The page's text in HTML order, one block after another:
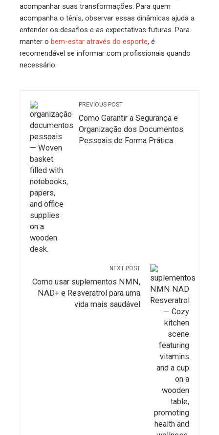
acompanhar suas transformações. Para quem
acompanha o tênis, observar essas dinâmicas ajuda a
entender os desafios e as expectativas futuras. Para
manter o bem-estar através do esporte, é
recomendável se informar com profissionais quando
necessário.
PREVIOUS POST
Como Garantir a Segurança e
Organização dos Documentos
Pessoais de Forma Prática
NEXT POST
Como usar suplementos NMN,
NAD+ e Resveratrol para uma
vida mais saudável